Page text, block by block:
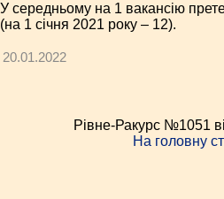
У середньому на 1 вакансію
(на 1 січня 2021 року – 12).
20.01.2022
Рівне-Ракурс №1051
На головну